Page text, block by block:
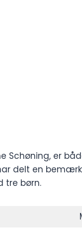
Schøning, er
delt en
tre børn.